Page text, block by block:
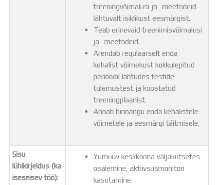
treeningvõimalusi ja -meetodeid
lähtuvalt isiklikust eesmärgist.
Teab erinevaid treenimisvõimalusi
ja -meetodeid.
Arendab regulaarselt enda
kehalist võimekust kokkulepitud
perioodil lähtudes testide
tulemustest ja koostatud
treeningplaanist.
Annab hinnangu enda kehalistele
võimetele ja eesmärgi täitmisele.
Sisu
lühikirjeldus (ka
iseseisev töö):
Yumuuv keskkonna väljakutsetes
osalemine, aktiivsusmonitori
kasutamine